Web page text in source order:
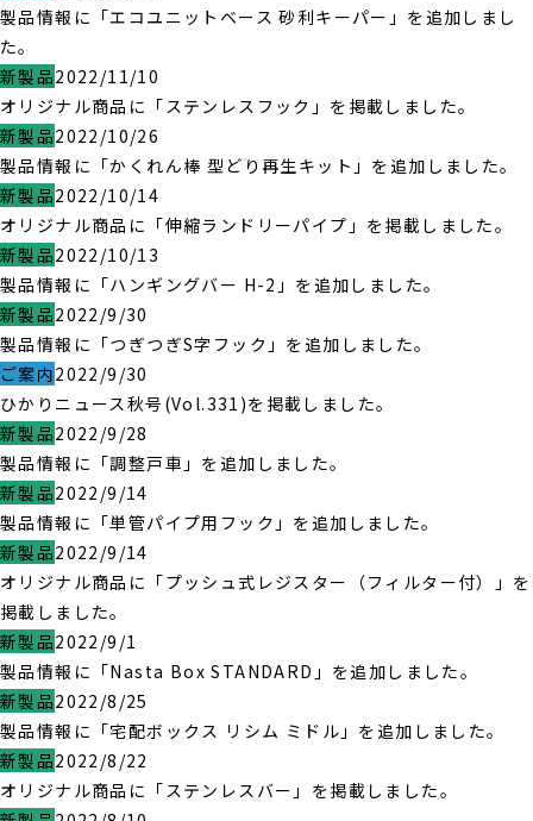
製品情報に「エコユニットベース 砂利キーパー」を追加しまし
た。
新製品2022/11/10
オリジナル商品に「ステンレスフック」を掲載しました。
新製品2022/10/26
製品情報に「かくれん棒 型どり再生キット」を追加しました。
新製品2022/10/14
オリジナル商品に「伸縮ランドリーパイプ」を掲載しました。
新製品2022/10/13
製品情報に「ハンギングバー H-2」を追加しました。
新製品2022/9/30
製品情報に「つぎつぎS字フック」を追加しました。
ご案内2022/9/30
ひかりニュース秋号(Vol.331)を掲載しました。
新製品2022/9/28
製品情報に「調整戸車」を追加しました。
新製品2022/9/14
製品情報に「単管パイプ用フック」を追加しました。
新製品2022/9/14
オリジナル商品に「プッシュ式レジスター（フィルター付）」を
掲載しました。
新製品2022/9/1
製品情報に「Nasta Box STANDARD」を追加しました。
新製品2022/8/25
製品情報に「宅配ボックス リシム ミドル」を追加しました。
新製品2022/8/22
オリジナル商品に「ステンレスバー」を掲載しました。